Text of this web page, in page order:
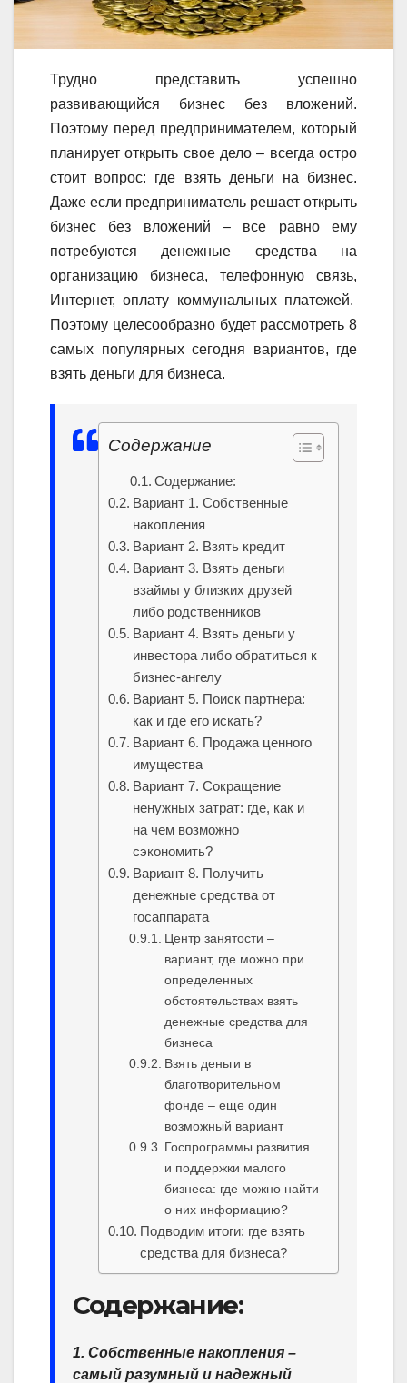
Трудно представить успешно
развивающийся бизнес без вложений.
Поэтому перед предпринимателем, который
планирует открыть свое дело – всегда остро
стоит вопрос: где взять деньги на бизнес.
Даже если предприниматель решает открыть
бизнес без вложений – все равно ему
потребуются денежные средства на
организацию бизнеса, телефонную связь,
Интернет, оплату коммунальных платежей.
Поэтому целесообразно будет рассмотреть 8
самых популярных сегодня вариантов, где
взять деньги для бизнеса.
Содержание
Содержание:
Вариант 1. Собственные
накопления
Вариант 2. Взять кредит
Вариант 3. Взять деньги
взаймы у близких друзей
либо родственников
Вариант 4. Взять деньги у
инвестора либо обратиться к
бизнес-ангелу
Вариант 5. Поиск партнера:
как и где его искать?
Вариант 6. Продажа ценного
имущества
Вариант 7. Сокращение
ненужных затрат: где, как и
на чем возможно
сэкономить?
Вариант 8. Получить
денежные средства от
госаппарата
Центр занятости –
вариант, где можно при
определенных
обстоятельствах взять
денежные средства для
бизнеса
Взять деньги в
благотворительном
фонде – еще один
возможный вариант
Госпрограммы развития
и поддержки малого
бизнеса: где можно найти
о них информацию?
Подводим итоги: где взять
средства для бизнеса?
Содержание:
1. Собственные накопления –
самый разумный и надежный